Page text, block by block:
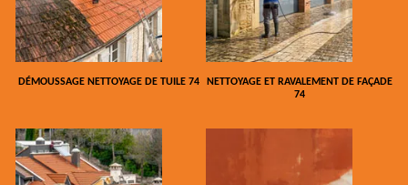
DÉMOUSSAGE NETTOYAGE DE TUILE 74
NETTOYAGE ET RAVALEMENT DE FAÇADE
74